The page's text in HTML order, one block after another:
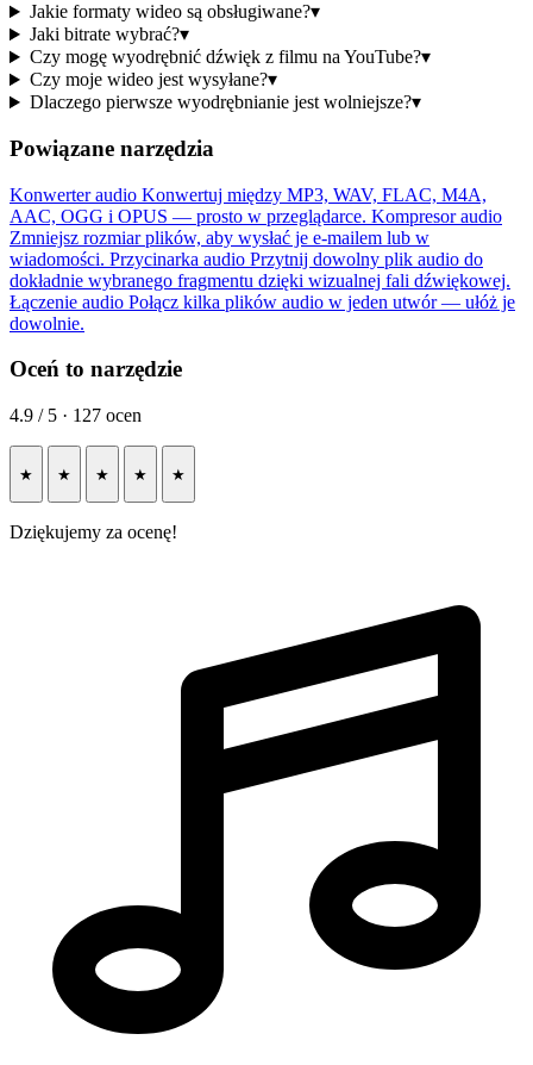
Jakie formaty wideo są obsługiwane?▾
Jaki bitrate wybrać?▾
Czy mogę wyodrębnić dźwięk z filmu na YouTube?▾
Czy moje wideo jest wysyłane?▾
Dlaczego pierwsze wyodrębnianie jest wolniejsze?▾
Powiązane narzędzia
Konwerter audio Konwertuj między MP3, WAV, FLAC, M4A,
AAC, OGG i OPUS — prosto w przeglądarce. Kompresor audio
Zmniejsz rozmiar plików, aby wysłać je e-mailem lub w
wiadomości. Przycinarka audio Przytnij dowolny plik audio do
dokładnie wybranego fragmentu dzięki wizualnej fali dźwiękowej.
Łączenie audio Połącz kilka plików audio w jeden utwór — ułóż je
dowolnie.
Oceń to narzędzie
4.9 / 5 · 127 ocen
★ ★ ★ ★ ★
Dziękujemy za ocenę!